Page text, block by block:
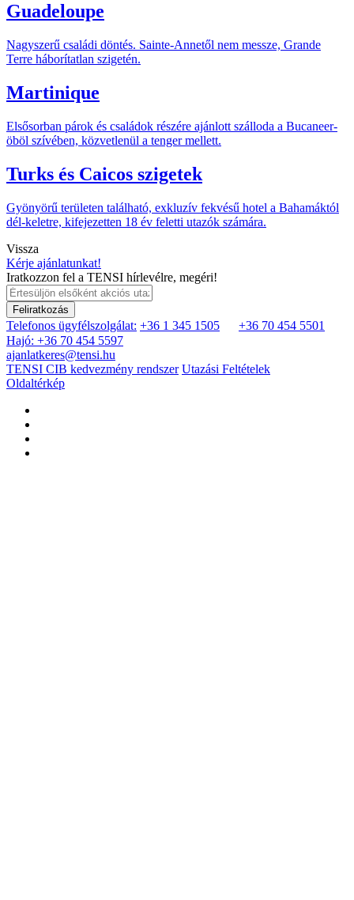
Guadeloupe
Nagyszerű családi döntés. Sainte-Annetől nem messze, Grande
Terre háborítatlan szigetén.
Martinique
Elsősorban párok és családok részére ajánlott szálloda a Bucaneer-
öböl szívében, közvetlenül a tenger mellett.
Turks és Caicos szigetek
Gyönyörű területen található, exkluzív fekvésű hotel a Bahamáktól
dél-keletre, kifejezetten 18 év feletti utazók számára.
Vissza
Kérje ajánlatunkat!
Iratkozzon fel a TENSI hírlevélre, megéri!
Feliratkozás
Telefonos ügyfélszolgálat: +36 1 345 1505
+36 70 454 5501
Hajó: +36 70 454 5597
ajanlatkeres@tensi.hu
TENSI CIB kedvezmény rendszer Utazási Feltételek
Oldaltérkép